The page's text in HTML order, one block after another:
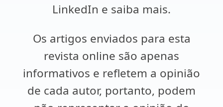
LinkedIn e saiba mais.
Os artigos enviados para esta
revista online são apenas
informativos e refletem a opinião
de cada autor, portanto, podem